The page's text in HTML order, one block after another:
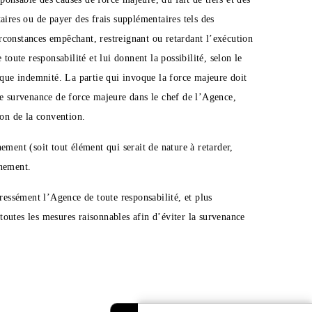
ou de payer des frais supplémentaires tels des
empêchant, restreignant ou retardant l’exécution
toute responsabilité et lui donnent la possibilité, selon le
indemnité. La partie qui invoque la force majeure doit
de force majeure dans le chef de l’Agence,
de la convention.
(soit tout élément qui serait de nature à retarder,
l’Agence de toute responsabilité, et plus
les mesures raisonnables afin d’éviter la survenance